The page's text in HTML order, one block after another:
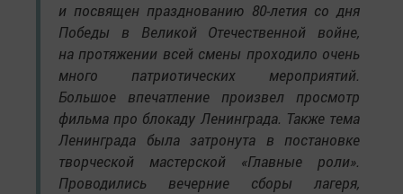
и посвящен празднованию 80-летия со дня
Победы в Великой Отечественной войне,
на протяжении всей смены проходило очень
много патриотических мероприятий.
Большое впечатление произвел просмотр
фильма про блокаду Ленинграда. Также тема
Ленинграда была затронута в постановке
творческой мастерской «Главные роли».
Проводились вечерние сборы лагеря,